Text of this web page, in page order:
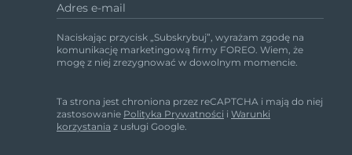
Adres e-mail
Naciskając przycisk „Subskrybuj”, wyrażam zgodę na
komunikację marketingową firmy FOREO. Wiem, że
mogę z niej zrezygnować w dowolnym momencie.
Ta strona jest chroniona przez reCAPTCHA i mają do niej
zastosowanie Polityka Prywatności i Warunki
korzystania z usługi Google.